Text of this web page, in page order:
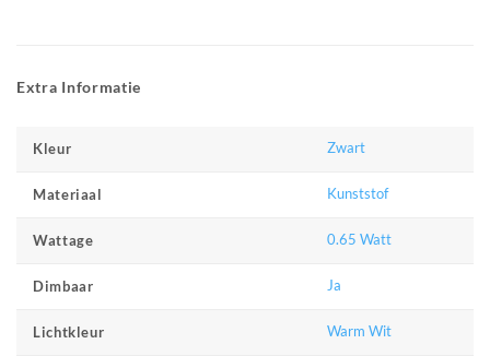
Extra Informatie
Kleur Zwart
Materiaal Kunststof
Wattage 0.65 Watt
Dimbaar Ja
Lichtkleur Warm Wit